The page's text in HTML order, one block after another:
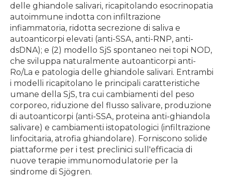
delle ghiandole salivari, ricapitolando esocrinopatia
autoimmune indotta con infiltrazione
infiammatoria, ridotta secrezione di saliva e
autoanticorpi elevati (anti-SSA, anti-RNP, anti-
dsDNA); e (2) modello SjS spontaneo nei topi NOD,
che sviluppa naturalmente autoanticorpi anti-
Ro/La e patologia delle ghiandole salivari. Entrambi
i modelli ricapitolano le principali caratteristiche
umane della SjS, tra cui cambiamenti del peso
corporeo, riduzione del flusso salivare, produzione
di autoanticorpi (anti-SSA, proteina anti-ghiandola
salivare) e cambiamenti istopatologici (infiltrazione
linfocitaria, atrofia ghiandolare). Forniscono solide
piattaforme per i test preclinici sull'efficacia di
nuove terapie immunomodulatorie per la
sindrome di Sjögren.